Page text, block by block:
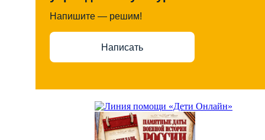
Напишите — решим!
Написать